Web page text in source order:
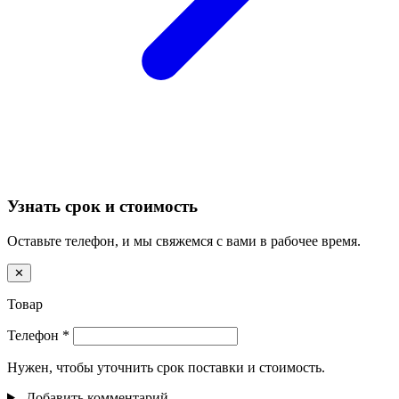
Узнать срок и стоимость
Оставьте телефон, и мы свяжемся с вами в рабочее время.
✕
Товар
Телефон *
Нужен, чтобы уточнить срок поставки и стоимость.